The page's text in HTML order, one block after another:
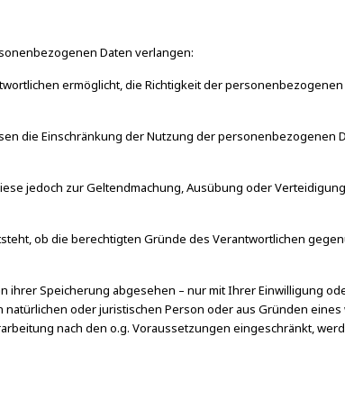
Daten verlangen:
ermöglicht, die Richtigkeit der personenbezogenen
die Einschränkung der Nutzung der personenbezogenen
jedoch zur Geltendmachung, Ausübung oder
ob die berechtigten Gründe des Verantwortlichen
Speicherung abgesehen – nur mit Ihrer Einwilligung
oder juristischen Person oder aus Gründen eines
nach den o.g. Voraussetzungen eingeschränkt,